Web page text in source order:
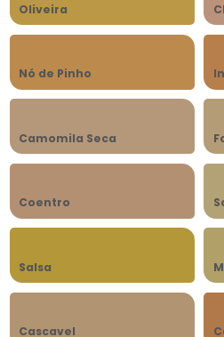
Oliveira
Nó de Pinho
Camomila Seca
Coentro
Salsa
Cascavel